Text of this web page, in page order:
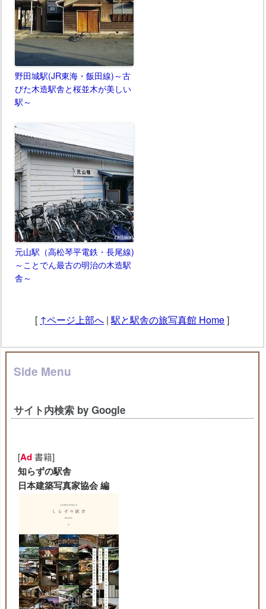
野田城駅(JR東海・飯田線)～古
びた木造駅舎と桜並木が美しい
駅～
元山駅（高松琴平電鉄・長尾線)
～ことでん最古の明治の木造駅
舎～
[ ↑ページ上部へ |駅と駅舎の旅写真館 Home]
Side Menu
サイト内検索 by Google
[Ad書籍]
知らずの駅舎
日本建築写真家協会 編